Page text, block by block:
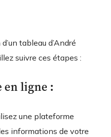
tableau d’André
suivre ces étapes :
ligne :
une plateforme
informations de votre